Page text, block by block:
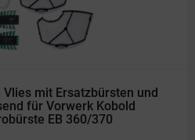
mit Ersatzbürsten und
für Vorwerk Kobold
EB 360/370